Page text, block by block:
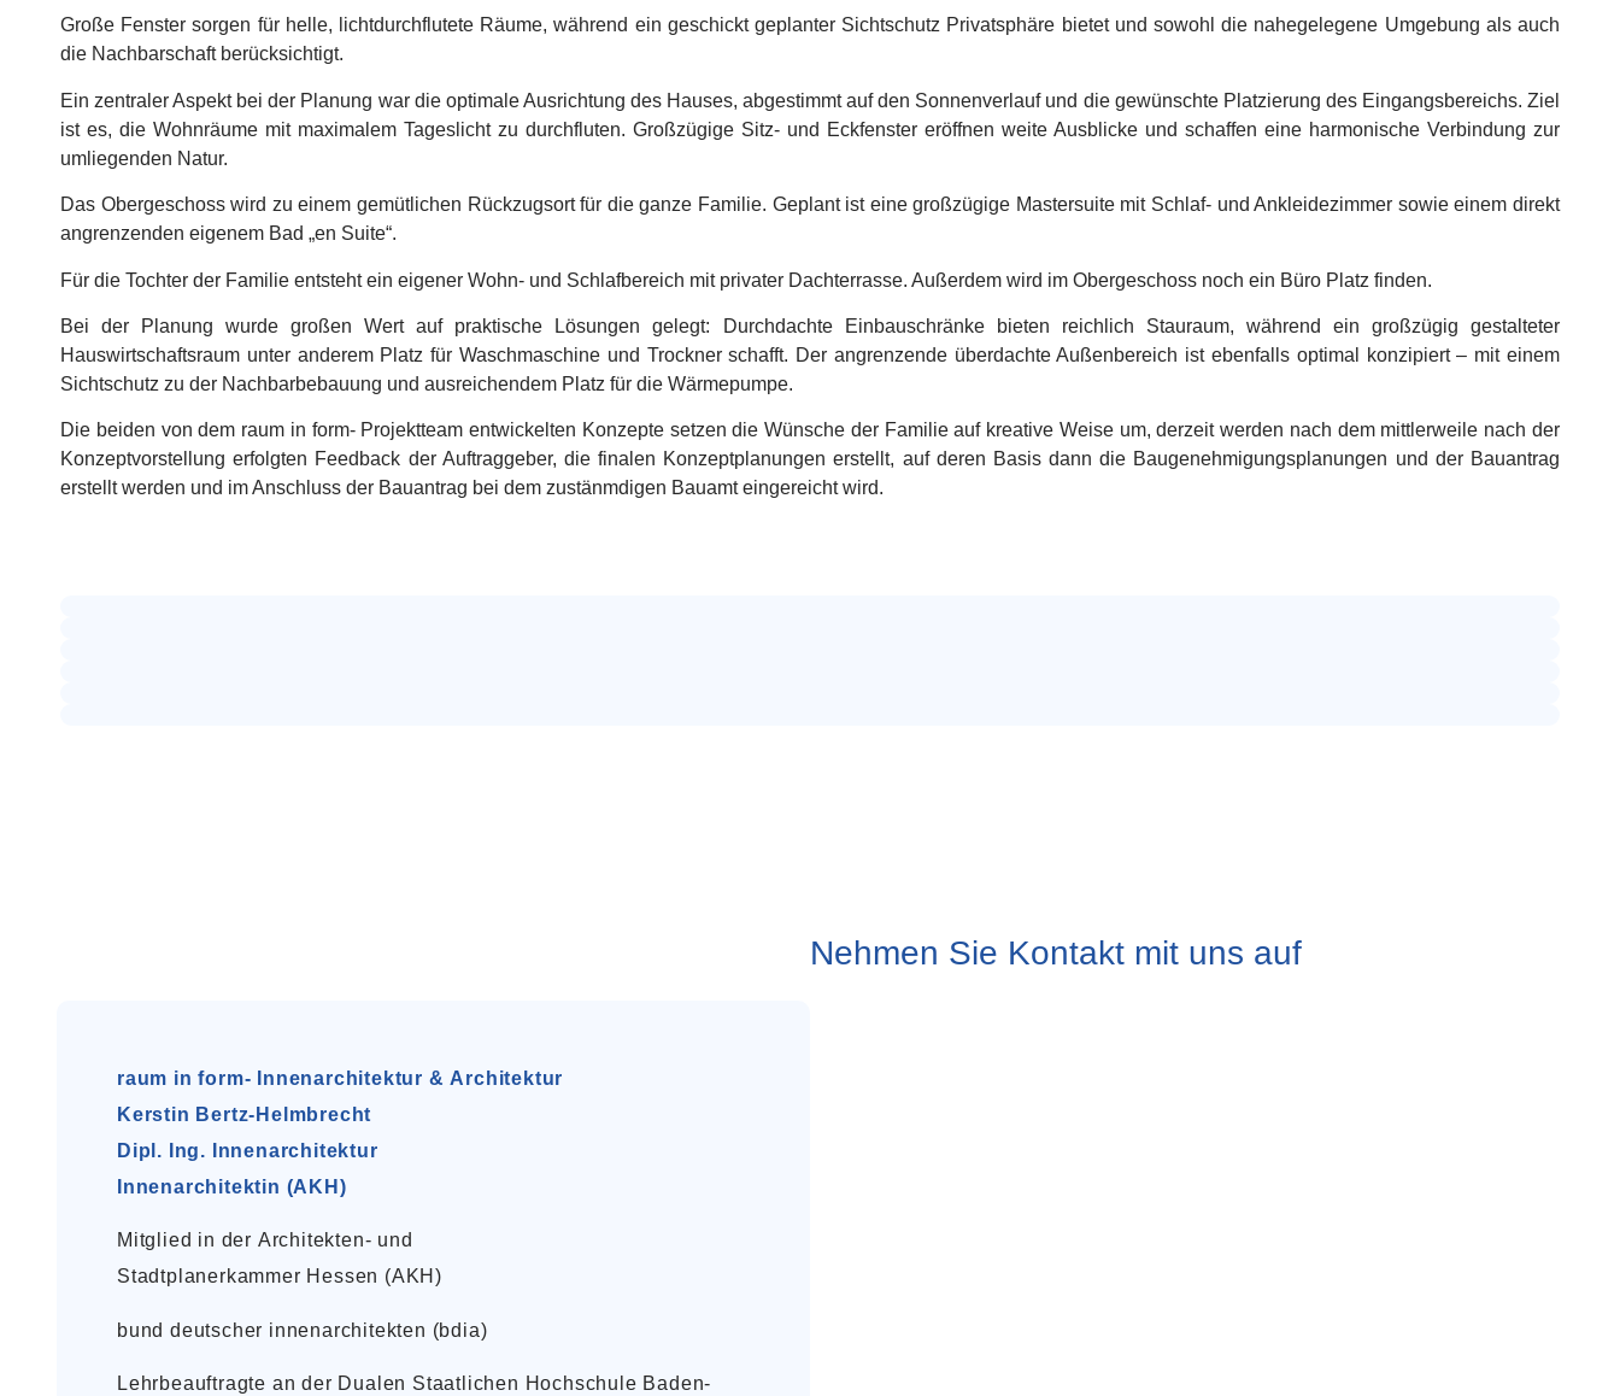
Große Fenster sorgen für helle, lichtdurchflutete Räume, während ein geschickt geplanter Sichtschutz Privatsphäre bietet und sowohl die nahegelegene Umgebung als auch
die Nachbarschaft berücksichtigt.
Ein zentraler Aspekt bei der Planung war die optimale Ausrichtung des Hauses, abgestimmt auf den Sonnenverlauf und die gewünschte Platzierung des Eingangsbereichs. Ziel
ist es, die Wohnräume mit maximalem Tageslicht zu durchfluten. Großzügige Sitz- und Eckfenster eröffnen weite Ausblicke und schaffen eine harmonische Verbindung zur
umliegenden Natur.
Das Obergeschoss wird zu einem gemütlichen Rückzugsort für die ganze Familie. Geplant ist eine großzügige Mastersuite mit Schlaf- und Ankleidezimmer sowie einem direkt
angrenzenden eigenem Bad „en Suite“.
Für die Tochter der Familie entsteht ein eigener Wohn- und Schlafbereich mit privater Dachterrasse. Außerdem wird im Obergeschoss noch ein Büro Platz finden.
Bei der Planung wurde großen Wert auf praktische Lösungen gelegt: Durchdachte Einbauschränke bieten reichlich Stauraum, während ein großzügig gestalteter
Hauswirtschaftsraum unter anderem Platz für Waschmaschine und Trockner schafft. Der angrenzende überdachte Außenbereich ist ebenfalls optimal konzipiert – mit einem
Sichtschutz zu der Nachbarbebauung und ausreichendem Platz für die Wärmepumpe.
Die beiden von dem raum in form- Projektteam entwickelten Konzepte setzen die Wünsche der Familie auf kreative Weise um, derzeit werden nach dem mittlerweile nach der
Konzeptvorstellung erfolgten Feedback der Auftraggeber, die finalen Konzeptplanungen erstellt, auf deren Basis dann die Baugenehmigungsplanungen und der Bauantrag
erstellt werden und im Anschluss der Bauantrag bei dem zustänmdigen Bauamt eingereicht wird.
Nehmen Sie Kontakt mit uns auf
raum in form- Innenarchitektur & Architektur
Kerstin Bertz-Helmbrecht
Dipl. Ing. Innenarchitektur
Innenarchitektin (AKH)
Mitglied in der Architekten- und
Stadtplanerkammer Hessen (AKH)
bund deutscher innenarchitekten (bdia)
Lehrbeauftragte an der Dualen Staatlichen Hochschule Baden-